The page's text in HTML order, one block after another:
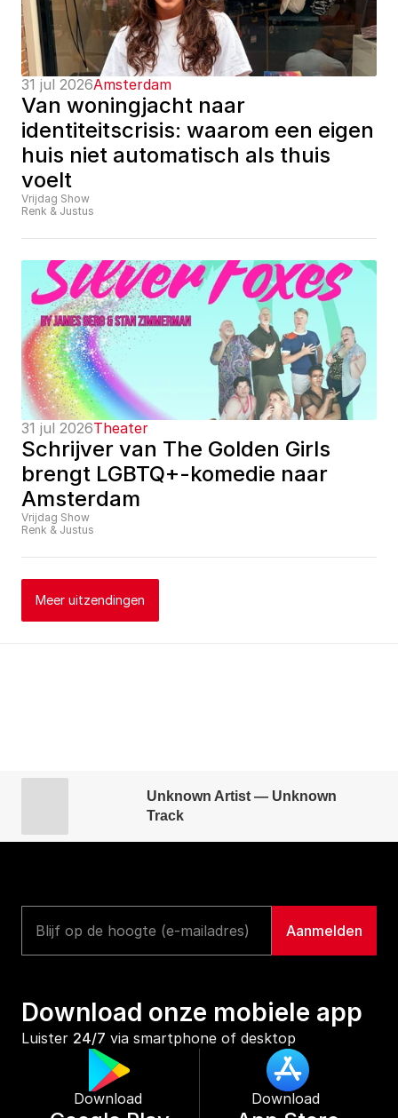
31 jul 2026Amsterdam
Van woningjacht naar
identiteitscrisis: waarom een eigen
huis niet automatisch als thuis
voelt
Vrijdag Show
Renk & Justus
31 jul 2026Theater
Schrijver van The Golden Girls
brengt LGBTQ+-komedie naar
Amsterdam
Vrijdag Show
Renk & Justus
Meer uitzendingen
Unknown Artist — Unknown
Track
Download onze mobiele app
Luister 24/7 via smartphone of desktop
Download Download